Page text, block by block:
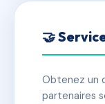
🤝
Obtenez un
partenaires